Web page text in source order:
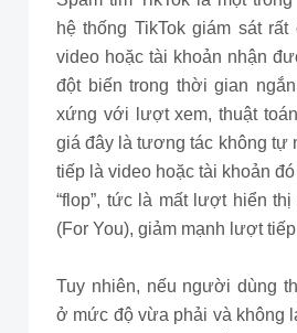
hệ thống TikTok giám sát
video hoặc tài khoản nhận
đột biến trong thời gian
xứng với lượt xem, thuật
giá đây là tương tác không tự
tiếp là video hoặc tài khoản
“flop”, tức là mất lượt hiển
(For You), giảm mạnh lượt
Tuy nhiên, nếu người dùng
ở mức độ vừa phải và không